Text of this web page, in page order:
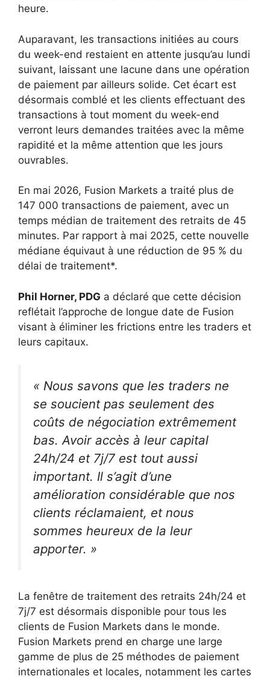
heure.
Auparavant, les transactions initiées au cours
du week-end restaient en attente jusqu’au lundi
suivant, laissant une lacune dans une opération
de paiement par ailleurs solide. Cet écart est
désormais comblé et les clients effectuant des
transactions à tout moment du week-end
verront leurs demandes traitées avec la même
rapidité et la même attention que les jours
ouvrables.
En mai 2026, Fusion Markets a traité plus de
147 000 transactions de paiement, avec un
temps médian de traitement des retraits de 45
minutes. Par rapport à mai 2025, cette nouvelle
médiane équivaut à une réduction de 95 % du
délai de traitement*.
Phil Horner, PDG a déclaré que cette décision
reflétait l’approche de longue date de Fusion
visant à éliminer les frictions entre les traders et
leurs capitaux.
« Nous savons que les traders ne
se soucient pas seulement des
coûts de négociation extrêmement
bas. Avoir accès à leur capital
24h/24 et 7j/7 est tout aussi
important. Il s’agit d’une
amélioration considérable que nos
clients réclamaient, et nous
sommes heureux de la leur
apporter. »
La fenêtre de traitement des retraits 24h/24 et
7j/7 est désormais disponible pour tous les
clients de Fusion Markets dans le monde.
Fusion Markets prend en charge une large
gamme de plus de 25 méthodes de paiement
internationales et locales, notamment les cartes